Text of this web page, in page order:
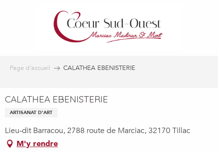
Page d’accueil CALATHEA EBENISTERIE
CALATHEA EBENISTERIE
ARTISANAT D'ART
Lieu-dit Barracou, 2788 route de Marciac, 32170 Tillac
M'y rendre